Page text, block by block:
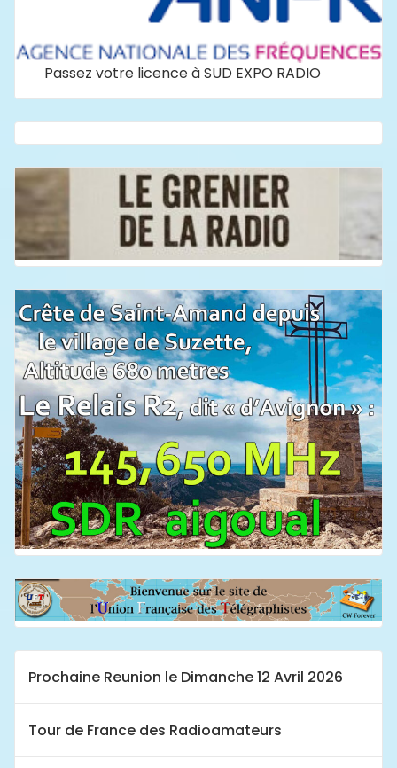
Passez votre licence à SUD EXPO RADIO
Prochaine Reunion le Dimanche 12 Avril 2026
Tour de France des Radioamateurs